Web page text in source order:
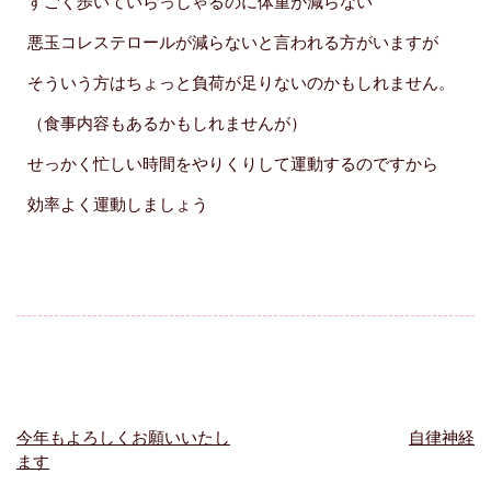
悪玉コレステロールが減らないと言われる方がいますが
そういう方はちょっと負荷が足りないのかもしれません。
（食事内容もあるかもしれませんが）
せっかく忙しい時間をやりくりして運動するのですから
効率よく運動しましょう
投
今年もよろしくお願いいたし
ます
自律神経